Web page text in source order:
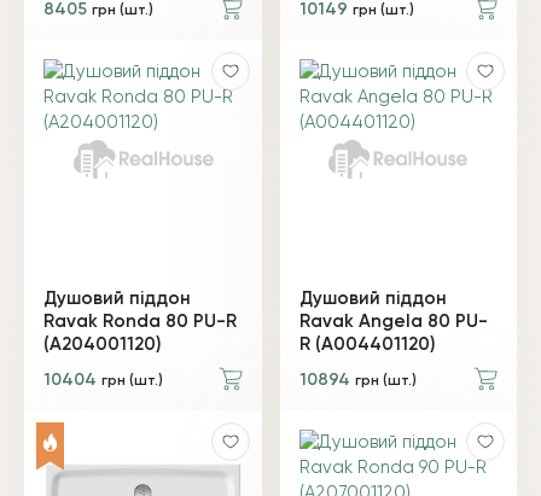
8405 грн (шт.) 10149 грн (шт.)
Душовий піддон
Ravak Ronda 80 PU-R
(A204001120)
10404 грн (шт.)
Душовий піддон
Ravak Angela 80 PU-
R (A004401120)
10894 грн (шт.)